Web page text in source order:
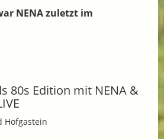
NENA zuletzt im
80s Edition mit NENA &
Hofgastein